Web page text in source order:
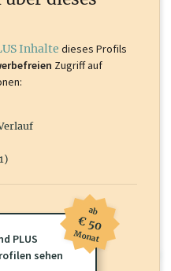
Aussendungen, und viele
Inhalte dieses Profils
Zugriff auf
PLUS
sehen
ab
€ 50
Monat